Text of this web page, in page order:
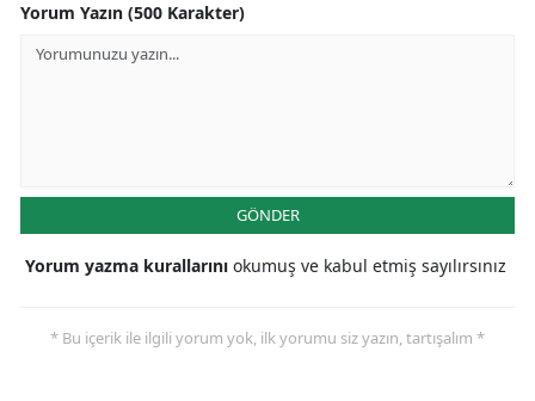
Yorum Yazın (500 Karakter)
GÖNDER
Yorum yazma kurallarını okumuş ve kabul etmiş sayılırsınız
* Bu içerik ile ilgili yorum yok, ilk yorumu siz yazın, tartışalım *